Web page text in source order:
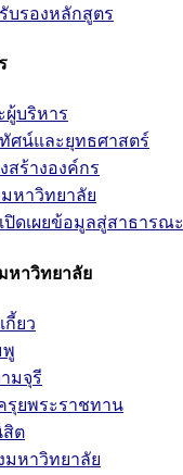
บรองหลักสูตร
บริหาร
ศน์และยุทธศาสตร์
สร้างองค์กร
หาวิทยาลัย
ปิดเผยข้อมูลสู่สาธารณะ
าวิทยาลัย
กี้ยว
พู
มจุรี
รุยพระราชทาน
ต
มหาวิทยาลัย